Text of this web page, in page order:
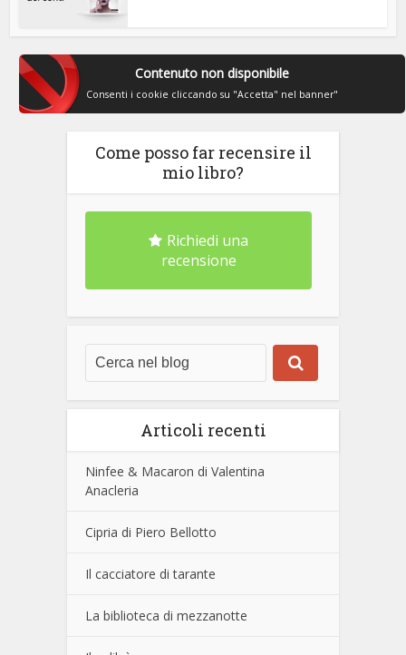
Contenuto non disponibile
Consenti i cookie cliccando su "Accetta" nel banner"
Come posso far recensire il
mio libro?
Richiedi una
recensione
Articoli recenti
Ninfee & Macaron di Valentina
Anacleria
Cipria di Piero Bellotto
Il cacciatore di tarante
La biblioteca di mezzanotte